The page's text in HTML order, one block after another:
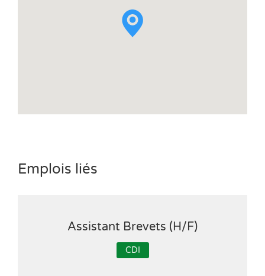
Emplois liés
Assistant Brevets (H/F)
CDI